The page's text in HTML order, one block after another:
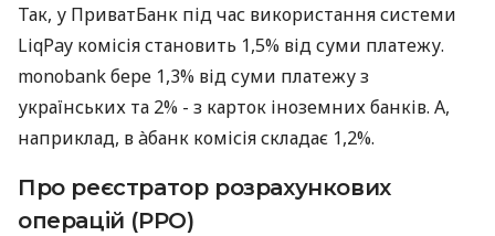
Так, у ПриватБанк під час використання системи
LiqPay комісія становить 1,5% від суми платежу.
monobank бере 1,3% від суми платежу з
українських та 2% - з карток іноземних банків. А,
наприклад, в àбанк комісія складає 1,2%.
Про реєстратор розрахункових
операцій (РРО)